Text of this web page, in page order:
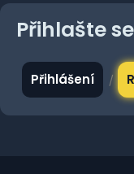
Přihlašte
Přihlášení /